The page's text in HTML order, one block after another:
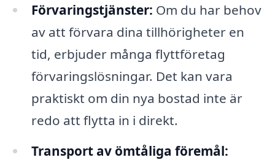
Förvaringstjänster: Om du har behov
av att förvara dina tillhörigheter en
tid, erbjuder många flyttföretag
förvaringslösningar. Det kan vara
praktiskt om din nya bostad inte är
redo att flytta in i direkt.
Transport av ömtåliga föremål: